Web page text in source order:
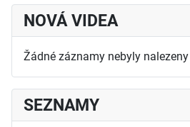
NOVÁ VIDEA
Žádné záznamy nebyly nalezeny
SEZNAMY